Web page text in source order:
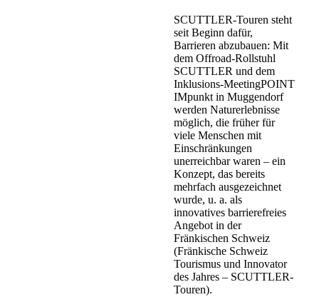
SCUTTLER-Touren steht
seit Beginn dafür,
Barrieren abzubauen: Mit
dem Offroad-Rollstuhl
SCUTTLER und dem
Inklusions-MeetingPOINT
IMpunkt in Muggendorf
werden Naturerlebnisse
möglich, die früher für
viele Menschen mit
Einschränkungen
unerreichbar waren – ein
Konzept, das bereits
mehrfach ausgezeichnet
wurde, u. a. als
innovatives barrierefreies
Angebot in der
Fränkischen Schweiz
(Fränkische Schweiz
Tourismus und Innovator
des Jahres – SCUTTLER-
Touren).